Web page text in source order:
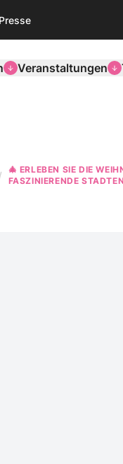
Presse
Veranstaltungen
🎄 ERLEBEN SIE DIE
FASZINIERENDE